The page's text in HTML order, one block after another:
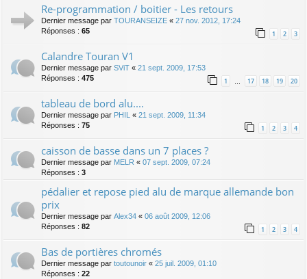
Re-programmation / boitier - Les retours
Dernier message par TOURANSEIZE « 27 nov. 2012, 17:24
Réponses : 65 1 2 3
Calandre Touran V1
Dernier message par SViT « 21 sept. 2009, 17:53
Réponses : 475 1 … 17 18 19 20
tableau de bord alu....
Dernier message par PHIL « 21 sept. 2009, 11:34
Réponses : 75 1 2 3 4
caisson de basse dans un 7 places ?
Dernier message par MELR « 07 sept. 2009, 07:24
Réponses : 3
pédalier et repose pied alu de marque allemande bon
prix
Dernier message par Alex34 « 06 août 2009, 12:06
Réponses : 82 1 2 3 4
Bas de portières chromés
Dernier message par toutounoir « 25 juil. 2009, 01:10
Réponses : 22